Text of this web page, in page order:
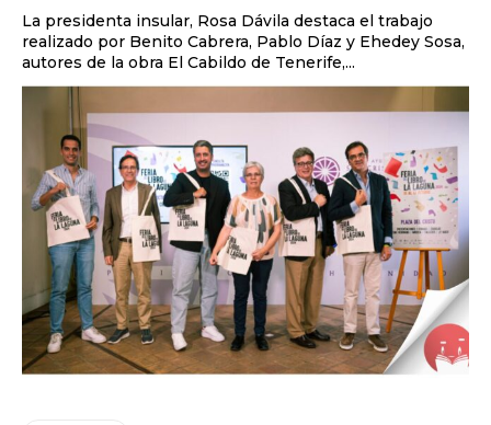
La presidenta insular, Rosa Dávila destaca el trabajo
realizado por Benito Cabrera, Pablo Díaz y Ehedey Sosa,
autores de la obra El Cabildo de Tenerife,...